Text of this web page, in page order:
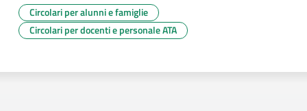
Circolari per alunni e famiglie
Circolari per docenti e personale ATA